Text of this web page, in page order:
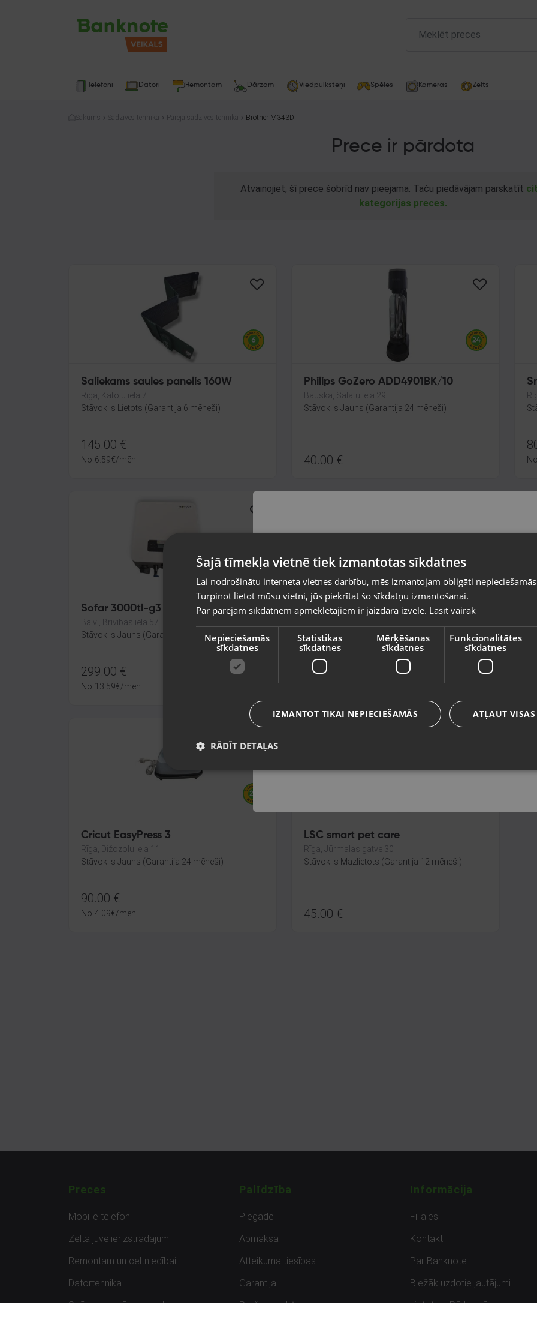
Telefoni Datori Remontam Dārzam Viedpulksteņi Spēles Kameras Zelts
Sākums Sadzīves tehnika Pārējā sadzīves tehnika Brother M343D
Prece ir pārdota
Atvainojiet, šī prece šobrīd nav pieejama. Taču piedāvājam parskatīt
kategorijas preces.
Saliekams saules panelis 160W
Rīga, Katoļu iela 7
Stāvoklis Lietots (Garantija 6 mēneši)
145.00 €
No 6.59€/mēn.
Philips GoZero ADD4901BK/10
Bauska, Salātu iela 29
Stāvoklis Jauns (Garantija 24 mēneši)
40.00 € No
Sofar 3000tl-g3
Balvi, Brīvības iela 57
Stāvoklis Jauns (Garantija 24 mēneši)
299.00 €
No 13.59€/mēn.
APC p1-gr
Stāvoklis Jauns (Garantija 24 mēneši)
8.00€
Cricut EasyPress 3
Rīga, Dižozolu iela 11
Stāvoklis Jauns (Garantija 24 mēneši)
90.00 €
No 4.09€/mēn.
LSC smart pet care
Rīga, Jūrmalas gatve 30
Stāvoklis Mazlietots (Garantija 12 mēneši)
45.00 €
Preces
Mobilie telefoni
Zelta juvelierizstrādājumi
Remontam un celtniecībai
Datortehnika
Spēles un spēļu konsoles
Palīdzība
Piegāde
Apmaksa
Atteikuma tiesības
Garantija
Preču uzpirkšana
Informācija
Filiāles
Kontakti
Par Banknote
Biežāk uzdotie jautājumi
Lietots – Pārbaudīts
valsti
Vietnes saturs būs attēlots izvēlētajā valodā
Valsts
Valoda
Latviešu / Latvian
Šajā tīmekļa vietnē tiek izmantotas sīkdatnes
Lai nodrošinātu interneta vietnes darbību, mēs izmantojam obligāti
Turpinot lietot mūsu vietni, jūs piekrītat šo sīkdatņu izmantošanai.
Par pārējām sīkdatnēm apmeklētājiem ir jāizdara izvēle. Lasīt vairāk
Nepieciešamās
sīkdatnes
Statistikas
sīkdatnes
Mērķēšanas
sīkdatnes
Funkcionalitātes
sīkdatnes
ATĻAUT
IZMANTOT TIKAI NEPIECIEŠAMĀS
RĀDĪT DETAĻAS